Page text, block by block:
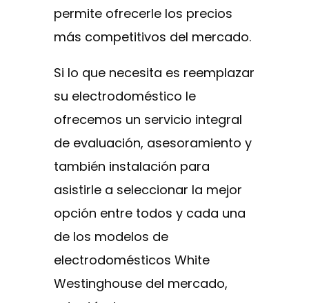
permite ofrecerle los precios
más competitivos del mercado.
Si lo que necesita es reemplazar
su electrodoméstico le
ofrecemos un servicio integral
de evaluación, asesoramiento y
también instalación para
asistirle a seleccionar la mejor
opción entre todos y cada una
de los modelos de
electrodomésticos White
Westinghouse del mercado,